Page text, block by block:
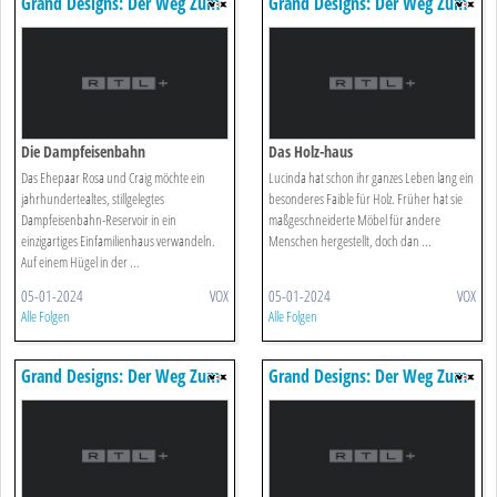
Traumhaus
Die Dampfeisenbahn
Das Ehepaar Rosa und Craig möchte ein
jahrhundertealtes, stillgelegtes
Dampfeisenbahn-Reservoir in ein
einzigartiges Einfamilienhaus verwandeln.
Auf einem Hügel in der ...
05-01-2024 VOX
Alle Folgen
Traumhaus
Das Holz-haus
Lucinda hat schon ihr ganzes Leben lang ein
besonderes Faible für Holz. Früher hat sie
maßgeschneiderte Möbel für andere
Menschen hergestellt, doch dan ...
05-01-2024 VOX
Alle Folgen
Grand Designs: Der Weg Zum
Traumhaus
Grand Designs: Der Weg Zum
Traumhaus